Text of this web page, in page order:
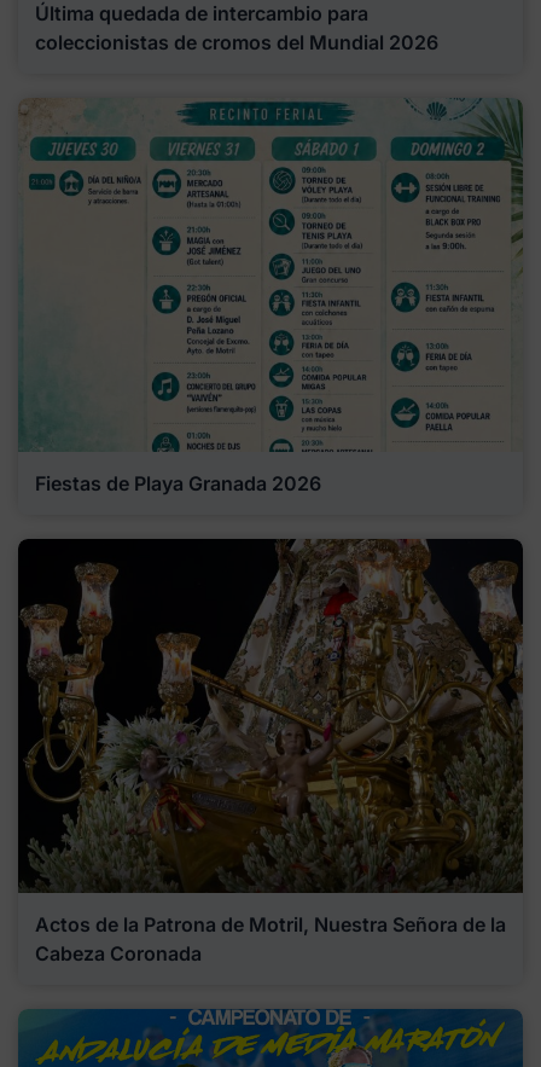
Última quedada de intercambio para
coleccionistas de cromos del Mundial 2026
Fiestas de Playa Granada 2026
Actos de la Patrona de Motril, Nuestra Señora de la
Cabeza Coronada